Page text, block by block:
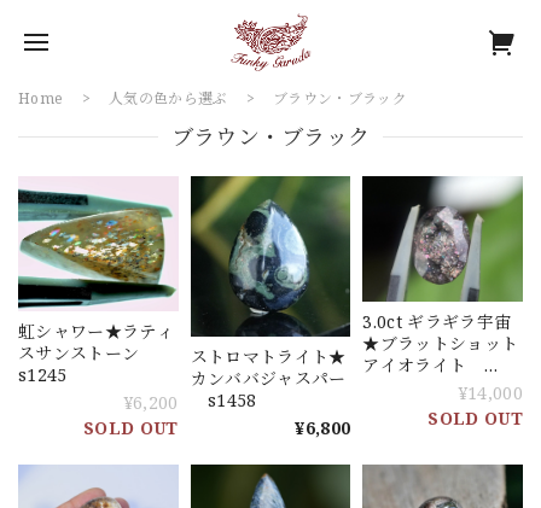
Home 人気の色から選ぶ ブラウン・ブラック
ブラウン・ブラック
虹シャワー★ラティ
スサンストーン
s1245
¥6,200
SOLD OUT
ストロマトライト★
カンババジャスパー
s1458
¥6,800
3.0ct ギラギラ宇宙
★ブラットショット
アイオライト
¥14,000
SOLD OUT